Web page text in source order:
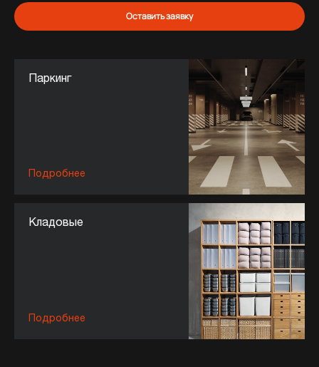
Оставить заявку
Паркинг
Подробнее
Кладовые
Подробнее